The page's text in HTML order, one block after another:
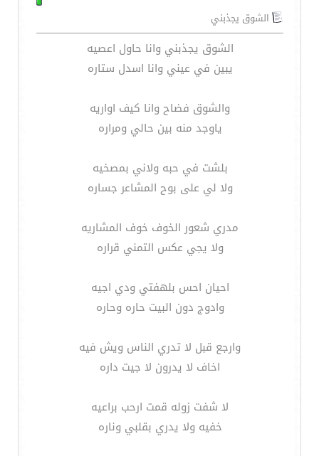
الشوق يجذبني
الشوق يجذبني وانا حاول اعصيه
يبين في عيني وانا اسدل ستاره
والشوق فضاح وانا كيف اواريه
ياوجد منه بين حالي ومراره
بلشت في حبه ولاني بمصخيه
ولا لي على بوح المشاعر جساره
مدري شعور الخوف خوف المشاريه
ولا يجي عكس التمني قراره
احيان احس بلهفتي ودي اجيه
وادوج دون البيت حاره وحاره
وارجع قبل لا تدري الناس ويش فيه
اخاف لا يدرون لا جيت داره
لا شفت زوله قمت ارحب براعيه
خفيه ولا يدري بقلبي وناره